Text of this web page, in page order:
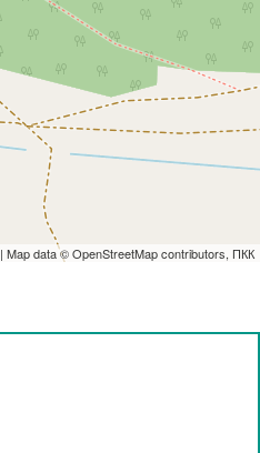
| Map data © OpenStreetMap contributors, ПКК